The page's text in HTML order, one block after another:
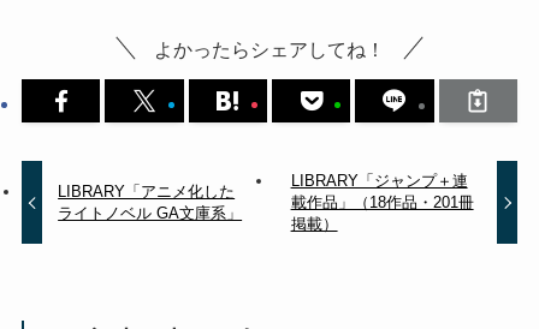
よかったらシェアしてね！
LIBRARY「アニメ化した
ライトノベル GA文庫系」
LIBRARY「ジャンプ＋連
載作品」（18作品・201冊
掲載）